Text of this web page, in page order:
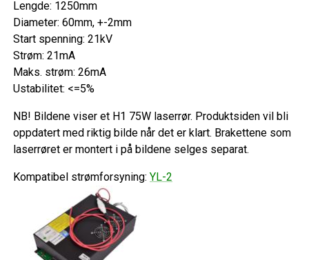
Lengde: 1250mm
Diameter: 60mm, +-2mm
Start spenning: 21kV
Strøm: 21mA
Maks. strøm: 26mA
Ustabilitet: <=5%
NB! Bildene viser et H1 75W laserrør. Produktsiden vil bli
oppdatert med riktig bilde når det er klart. Brakettene som
laserrøret er montert i på bildene selges separat.
Kompatibel strømforsyning: YL-2